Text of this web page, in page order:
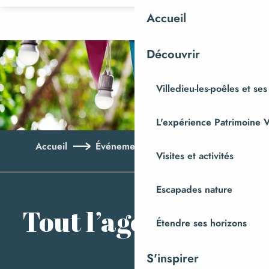
contenu
principal
Accueil
Découvrir
Villedieu-les-poêles et
L'expérience Patrimoine
Visites et activités
Escapades nature
Étendre ses horizons
S'inspirer
Accueil Événements
Tout l’agenda